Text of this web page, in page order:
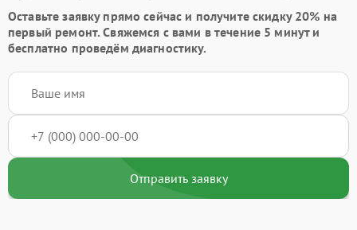
Оставьте заявкупрямо сейчас и получите скидку 20% на
первый ремонт. Свяжемся с вами в течение 5 минут и
бесплатно проведём диагностику.
Отправить заявку